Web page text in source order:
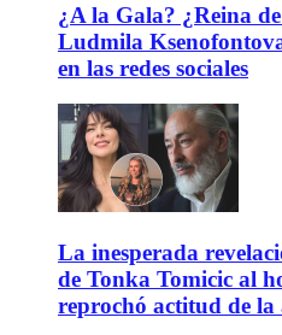
¿A la Gala? ¿Reina
Ludmila
en las redes sociales
La inesperada
de Tonka Tomicic al
reprochó actitud de